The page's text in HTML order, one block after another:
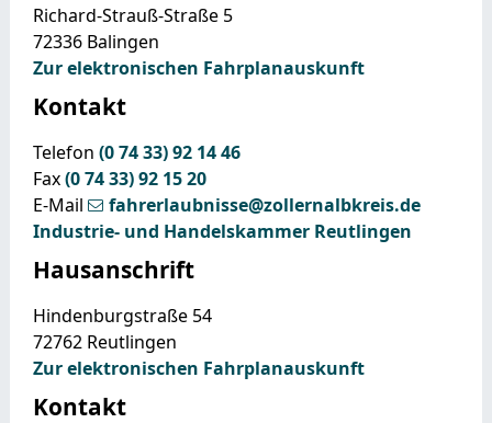
Richard-Strauß-Straße 5
72336 Balingen
Zur elektronischen Fahrplanauskunft
Kontakt
Telefon (07433) 92 1446
Fax(07433) 92 1520
E-Mail
fahrerlaubnisse@zollernalbkreis.de
Industrie- und Handelskammer Reutlingen
Hausanschrift
Hindenburgstraße 54
72762 Reutlingen
Zur elektronischen Fahrplanauskunft
Kontakt